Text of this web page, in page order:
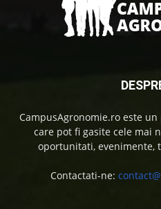
CampusAgronomie.ro este
care pot fi gasite cele mai
oportunitati, evenimente,
Contactati-ne: